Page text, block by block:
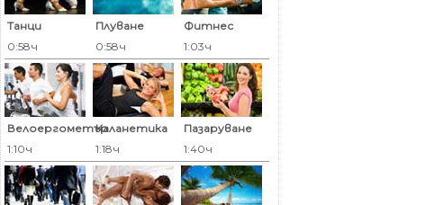
Танци
0:58ч
Плуване
0:58ч
Фитнес
1:03ч
Велоергометър
1:10ч
Каланетика
1:18ч
Пазаруване
1:40ч